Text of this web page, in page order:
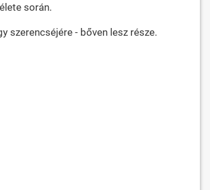
során.
szerencséjére - bőven lesz része.